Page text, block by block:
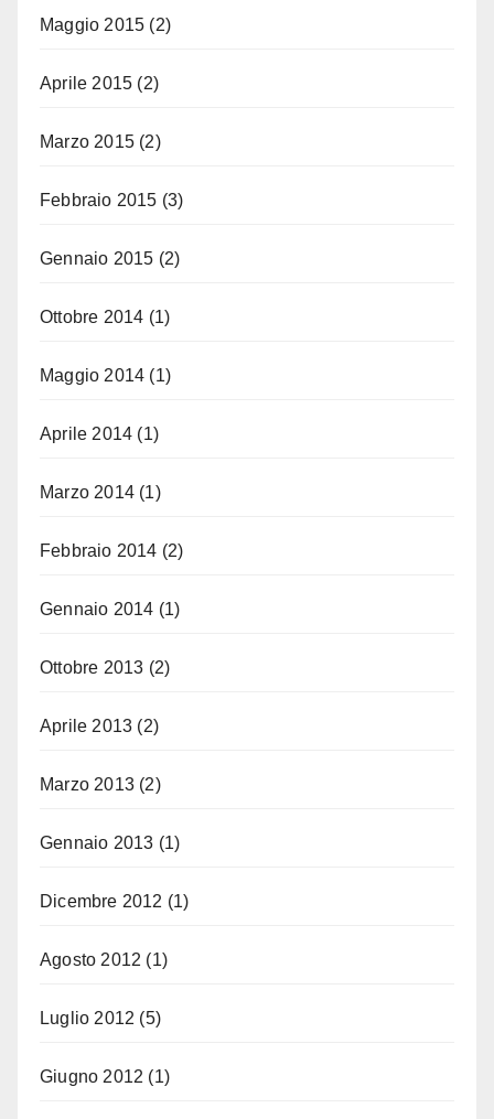
Maggio 2015 (2)
Aprile 2015 (2)
Marzo 2015 (2)
Febbraio 2015 (3)
Gennaio 2015 (2)
Ottobre 2014 (1)
Maggio 2014 (1)
Aprile 2014 (1)
Marzo 2014 (1)
Febbraio 2014 (2)
Gennaio 2014 (1)
Ottobre 2013 (2)
Aprile 2013 (2)
Marzo 2013 (2)
Gennaio 2013 (1)
Dicembre 2012 (1)
Agosto 2012 (1)
Luglio 2012 (5)
Giugno 2012 (1)